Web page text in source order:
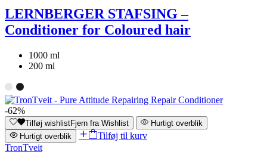
LERNBERGER STAFSING –
Conditioner for Coloured hair
1000 ml
200 ml
-62%
Tilføj wishlistFjern fra Wishlist
Hurtigt overblik
Hurtigt overblik
Tilføj til kurv
TronTveit